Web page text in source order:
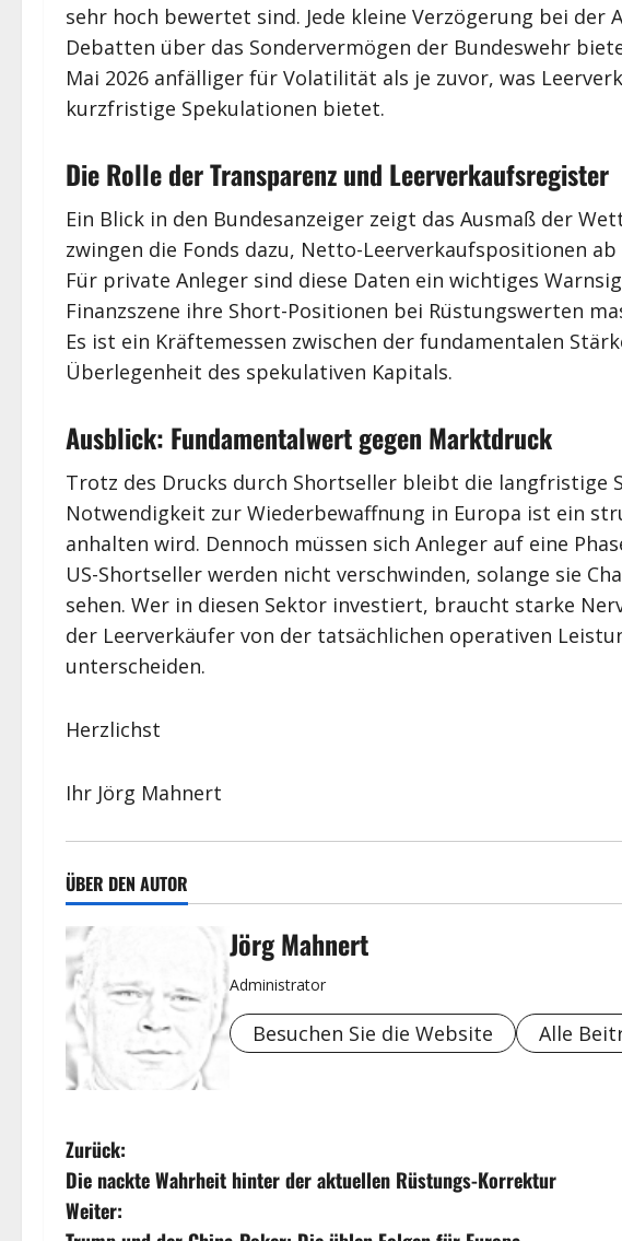
sehr hoch bewertet sind. Jede kleine Verzögerung bei der
Debatten über das Sondervermögen der Bundeswehr
Mai 2026 anfälliger für Volatilität als je zuvor, was
kurzfristige Spekulationen bietet.
Die Rolle der Transparenz und Leerverkaufsregister
Ein Blick in den Bundesanzeiger zeigt das Ausmaß der
zwingen die Fonds dazu, Netto-Leerverkaufspositionen
Für private Anleger sind diese Daten ein wichtiges
Finanzszene ihre Short-Positionen bei Rüstungswerten
Es ist ein Kräftemessen zwischen der fundamentalen
Überlegenheit des spekulativen Kapitals.
Ausblick: Fundamentalwert gegen Marktdruck
Trotz des Drucks durch Shortseller bleibt die langfristige
Notwendigkeit zur Wiederbewaffnung in Europa ist ein
anhalten wird. Dennoch müssen sich Anleger auf eine
US-Shortseller werden nicht verschwinden, solange sie
sehen. Wer in diesen Sektor investiert, braucht starke
der Leerverkäufer von der tatsächlichen operativen
unterscheiden.
Herzlichst
Ihr Jörg Mahnert
ÜBER DEN AUTOR
Jörg Mahnert
Administrator
Besuchen Sie die Website Alle
B
e
Zurück:
Die nackte Wahrheit hinter der aktuellen Rüstungs-Korrektur
Weiter: